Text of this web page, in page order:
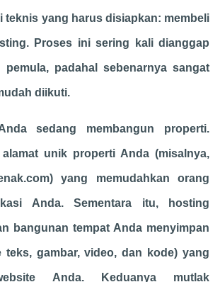
teknis yang harus disiapkan: membeli
Proses ini sering kali dianggap
padahal sebenarnya sangat
diikuti.
sedang membangun properti.
alamat unik properti Anda (misalnya,
yang memudahkan orang
Anda. Sementara itu, hosting
bangunan tempat Anda menyimpan
teks, gambar, video, dan kode) yang
Anda. Keduanya mutlak